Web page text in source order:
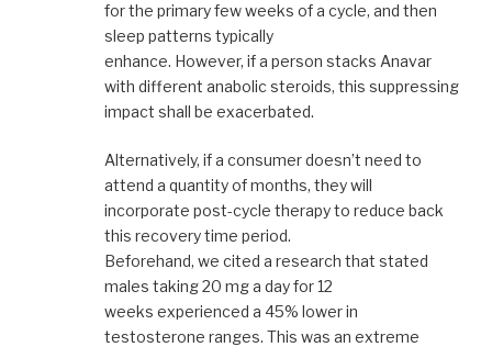
for the primary few weeks of a cycle, and then
sleep patterns typically
enhance. However, if a person stacks Anavar
with different anabolic steroids, this suppressing
impact shall be exacerbated.
Alternatively, if a consumer doesn’t need to
attend a quantity of months, they will
incorporate post-cycle therapy to reduce back
this recovery time period.
Beforehand, we cited a research that stated
males taking 20 mg a day for 12
weeks experienced a 45% lower in
testosterone ranges. This was an extreme